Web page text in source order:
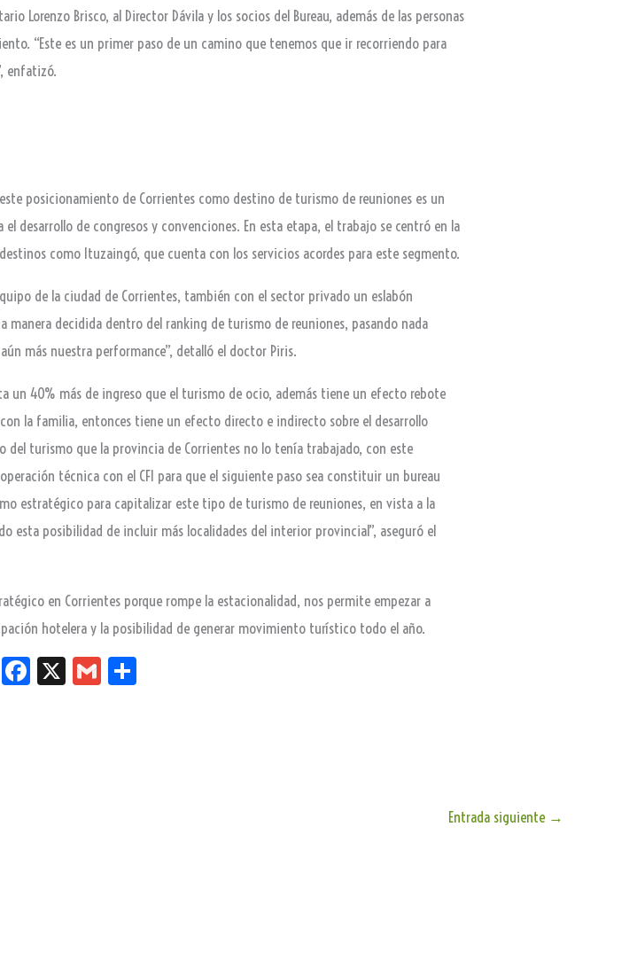
Lorenzo Brisco, al Director Dávila y los socios del Bureau, además de las personas
“Este es un primer paso de un camino que tenemos que ir recorriendo para
enfatizó.
posicionamiento de Corrientes como destino de turismo de reuniones es un
desarrollo de congresos y convenciones. En esta etapa, el trabajo se centró en la
como Ituzaingó, que cuenta con los servicios acordes para este segmento.
de la ciudad de Corrientes, también con el sector privado un eslabón
decidida dentro del ranking de turismo de reuniones, pasando nada
más nuestra performance”, detalló el doctor Piris.
un 40% más de ingreso que el turismo de ocio, además tiene un efecto rebote
la familia, entonces tiene un efecto directo e indirecto sobre el desarrollo
turismo que la provincia de Corrientes no lo tenía trabajado, con este
técnica con el CFI para que el siguiente paso sea constituir un bureau
estratégico para capitalizar este tipo de turismo de reuniones, en vista a la
esta posibilidad de incluir más localidades del interior provincial”, aseguró el
en Corrientes porque rompe la estacionalidad, nos permite empezar a
hotelera y la posibilidad de generar movimiento turístico todo el año.
W
Fa
X
G
Entrada siguiente →